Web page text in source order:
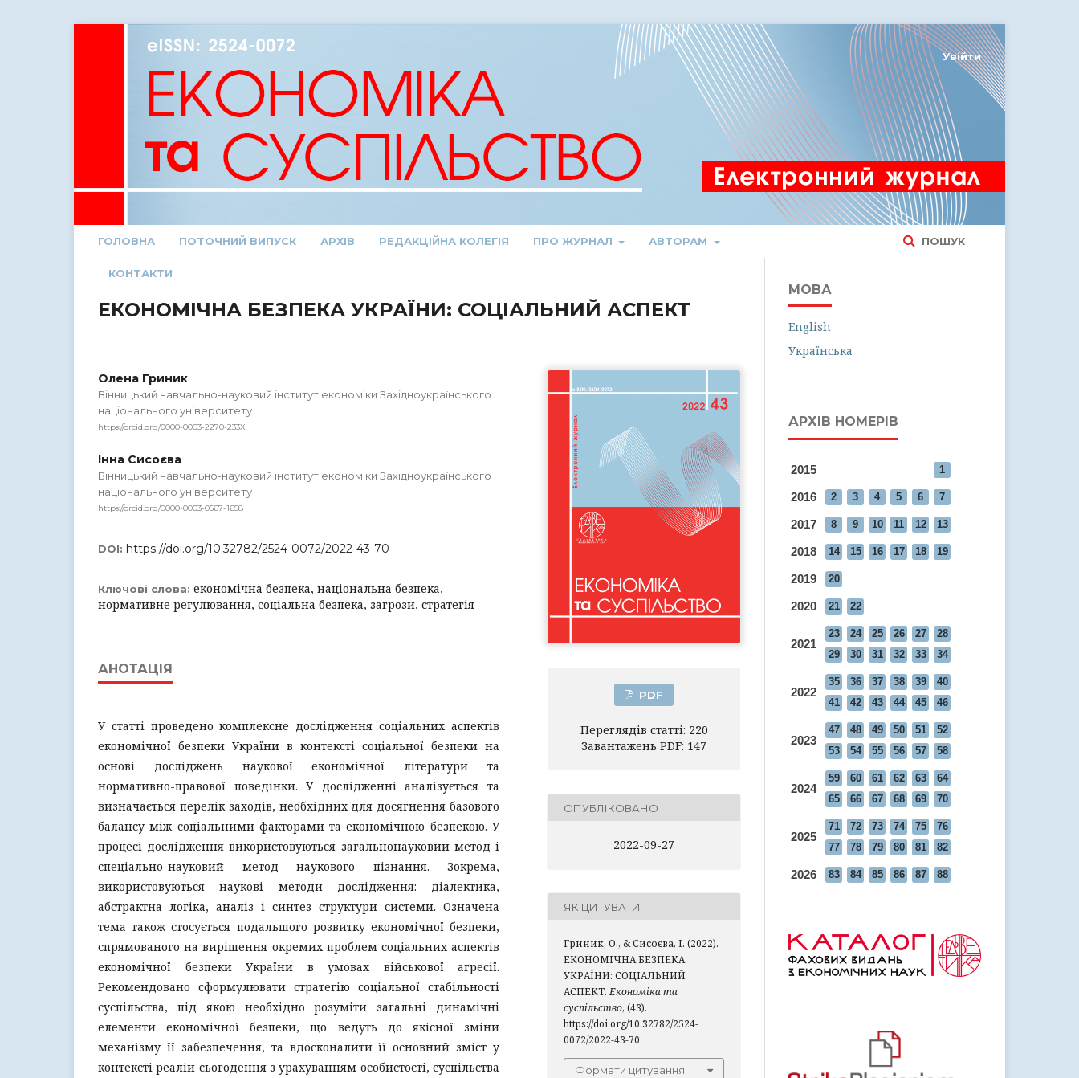
ГОЛОВНА ПОТОЧНИЙ ВИПУСК АРХІВ РЕДАКЦІЙНА КОЛЕГІЯ ПРО ЖУРНАЛ АВТОРАМ
КОНТАКТИ
ПОШУК
Увійти
ЕКОНОМІЧНА БЕЗПЕКА УКРАЇНИ: СОЦІАЛЬНИЙ АСПЕКТ
Олена Гриник
Вінницький навчально-науковий інститут економіки Західноукраїнського
національного університету
https://orcid.org/0000-0003-2270-233X
Інна Сисоєва
Вінницький навчально-науковий інститут економіки Західноукраїнського
національного університету
https://orcid.org/0000-0003-0567-1658
DOI: https://doi.org/10.32782/2524-0072/2022-43-70
Ключові слова: економічна безпека, національна безпека,
нормативне регулювання, соціальна безпека, загрози, стратегія
АНОТАЦІЯ
У статті проведено комплексне дослідження соціальних аспектів
економічної безпеки України в контексті соціальної безпеки на
основі досліджень наукової економічної літератури та
нормативно-правової поведінки. У дослідженні аналізується та
визначається перелік заходів, необхідних для досягнення базового
балансу між соціальними факторами та економічною безпекою. У
процесі дослідження використовуються загальнонауковий метод і
спеціально-науковий метод наукового пізнання. Зокрема,
використовуються наукові методи дослідження: діалектика,
абстрактна логіка, аналіз і синтез структури системи. Означена
тема також стосується подальшого розвитку економічної безпеки,
спрямованого на вирішення окремих проблем соціальних аспектів
економічної безпеки України в умовах військової агресії.
Рекомендовано сформулювати стратегію соціальної стабільності
суспільства, під якою необхідно розуміти загальні динамічні
елементи економічної безпеки, що ведуть до якісної зміни
механізму її забезпечення, та вдосконалити її основний зміст у
контексті реалій сьогодення з урахуванням особистості, суспільства
PDF
Переглядів статті: 220
Завантажень PDF: 147
ОПУБЛІКОВАНО
2022-09-27
ЯК ЦИТУВАТИ
Гриник, О., & Сисоєва, І. (2022).
ЕКОНОМІЧНА БЕЗПЕКА
УКРАЇНИ: СОЦІАЛЬНИЙ
АСПЕКТ. Економіка та
суспільство, (43).
https://doi.org/10.32782/2524-
0072/2022-43-70
Формати цитування
МОВА
English
Українська
АРХІВ НОМЕРІВ
2015 1
2016 2 3 4 5 6 7
2017 8 9 10 11 12 13
2018 14 15 16 17 18 19
2019 20
2020 21 22
2021
23 24 25 26 27
28
29
30 31 32 33 34
2022
35 36 37 38 39
40
41
42 43 44 45 46
2023
47 48 49 50 51
52
53
54 55 56 57 58
2024
59 60 61 62 63
64
65
66 67 68 69 70
2025
71 72 73 74 75
76
77
78 79 80 81 82
2026 83 84 85 86 87 88